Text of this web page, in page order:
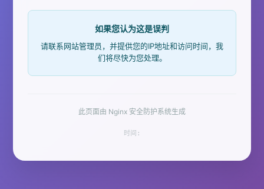
如果您认为这是误判
请联系网站管理员，并提供您的IP地址和访问时间，我
们将尽快为您处理。
此页面由 Nginx 安全防护系统生成
时间: